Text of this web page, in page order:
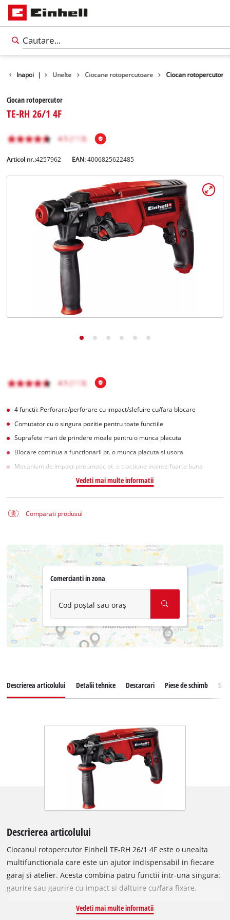
Inapoi |
Produse Unelte Ciocane rotopercutoare Ciocan rotopercutor
Ciocan rotopercutor
TE-RH 26/1 4F
Articol nr.:4257962 EAN:4006825622485
4 functii: Perforare/perforare cu impact/slefuire cu/fara blocare
Comutator cu o singura pozitie pentru toate functiile
Suprafete mari de prindere moale pentru o munca placuta
Blocare continua a functionarii pt. o munca placuta si usora
Mecanism de impact pneumatic pt. o tractiune inainte foarte buna
Vedeti mai multe informatii
Comparati produsul
Comercianti in zona
Cod poștal sau oraș
Descrierea articolului Detalii tehnice Descarcari Piese de schimb
Descrierea articolului
Ciocanul rotopercutor Einhell TE-RH 26/1 4F este o unealta
multifunctionala care este un ajutor indispensabil in fiecare
garaj si atelier. Acesta combina patru functii intr-una singura:
gaurire sau gaurire cu impact si daltuire cu/fara fixare.
avanseaza cu putere prin toate materialele standard, cum ar
Vedeti mai multe informatii